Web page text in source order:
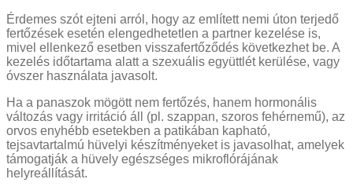
Érdemes szót ejteni arról, hogy az említett nemi úton terjedő
fertőzések esetén elengedhetetlen a partner kezelése is,
mivel ellenkező esetben visszafertőződés következhet be. A
kezelés időtartama alatt a szexuális együttlét kerülése, vagy
óvszer használata javasolt.
Ha a panaszok mögött nem fertőzés, hanem hormonális
változás vagy irritáció áll (pl. szappan, szoros fehérnemű), az
orvos enyhébb esetekben a patikában kapható,
tejsavtartalmú hüvelyi készítményeket is javasolhat, amelyek
támogatják a hüvely egészséges mikroflórájának
helyreállítását.